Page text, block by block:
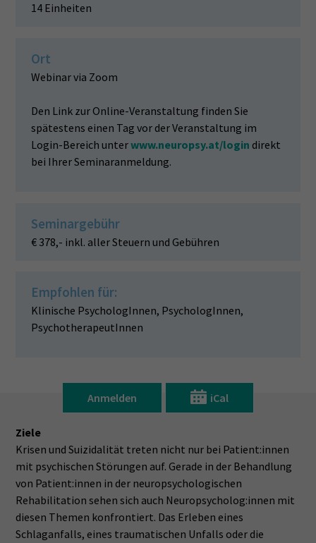
14 Einheiten
Ort
Webinar via Zoom
Den Link zur Online-Veranstaltung finden Sie
spätestens einen Tag vor der Veranstaltung im
Login-Bereich unterwww.neuropsy.at/login direkt
bei Ihrer Seminaranmeldung.
Seminargebühr
€ 378,- inkl. aller Steuern und Gebühren
Empfohlen für:
Klinische PsychologInnen, PsychologInnen,
PsychotherapeutInnen
Anmelden iCal
Ziele
Krisen und Suizidalität treten nicht nur bei Patient:innen
mit psychischen Störungen auf. Gerade in der Behandlung
von Patient:innen in der neuropsychologischen
Rehabilitation sehen sich auch Neuropsycholog:innen mit
diesen Themen konfrontiert. Das Erleben eines
Schlaganfalls, eines traumatischen Unfalls oder die